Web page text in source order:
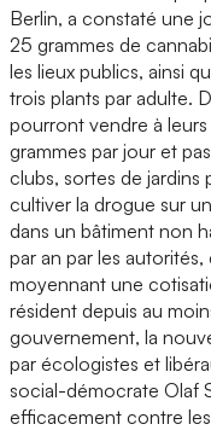
Berlin, a constaté une
25 grammes de
les lieux publics, ainsi
trois plants par adulte.
pourront vendre à
grammes par jour et
clubs, sortes de jardins
cultiver la drogue sur
dans un bâtiment non
par an par les
moyennant une
résident depuis au
gouvernement, la
par écologistes et
social-démocrate Olaf
efficacement contre